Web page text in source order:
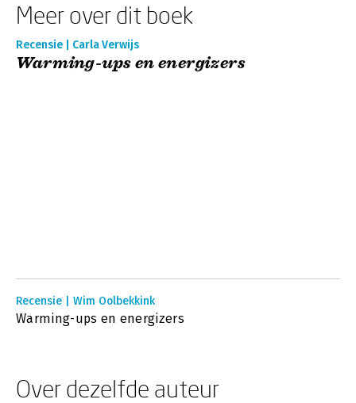
Meer over dit boek
Recensie | Carla Verwijs
Warming-ups en energizers
Recensie | Wim Oolbekkink
Warming-ups en energizers
Over dezelfde auteur